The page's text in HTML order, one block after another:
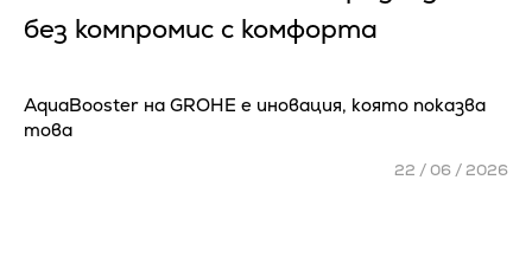
без компромис с комфорта
AquaBooster на GROHE e иновация, която показва
това
22 / 06 / 2026